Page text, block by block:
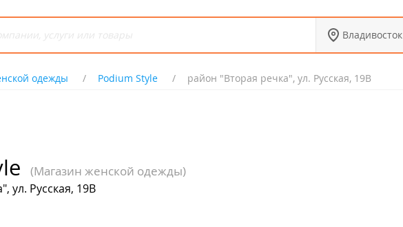
Владивосток
одежды Podium Style район "Вторая речка", ул. Русская, 19В
(Магазин женской одежды)
ул. Русская, 19В